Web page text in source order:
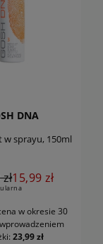
DNA
sprayu, 150ml
15,99 zł
w okresie 30
23,99 zł